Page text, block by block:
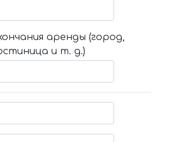
аренды (город,
и т. д.)